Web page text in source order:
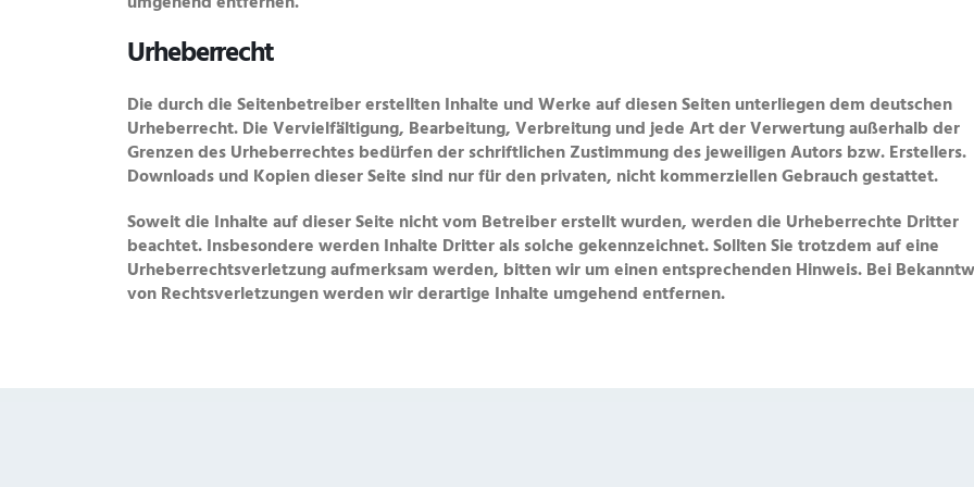
Urheberrecht
Die durch die Seitenbetreiber erstellten Inhalte und Werke auf diesen Seiten unterliegen dem deutschen
Urheberrecht. Die Vervielfältigung, Bearbeitung, Verbreitung und jede Art der Verwertung außerhalb der
Grenzen des Urheberrechtes bedürfen der schriftlichen Zustimmung des jeweiligen Autors bzw. Erstellers.
Downloads und Kopien dieser Seite sind nur für den privaten, nicht kommerziellen Gebrauch gestattet.
Soweit die Inhalte auf dieser Seite nicht vom Betreiber erstellt wurden, werden die Urheberrechte Dritter
beachtet. Insbesondere werden Inhalte Dritter als solche gekennzeichnet. Sollten Sie trotzdem auf eine
Urheberrechtsverletzung aufmerksam werden, bitten wir um einen entsprechenden Hinweis. Bei
von Rechtsverletzungen werden wir derartige Inhalte umgehend entfernen.